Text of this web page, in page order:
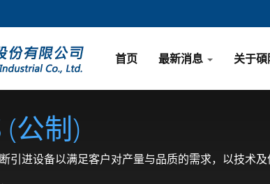
首页 最新消息 关于碩
(公制)
引进设备以满足客户对产量与品质的需求，以技术